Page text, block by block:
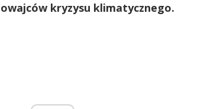
kryzysu klimatycznego.